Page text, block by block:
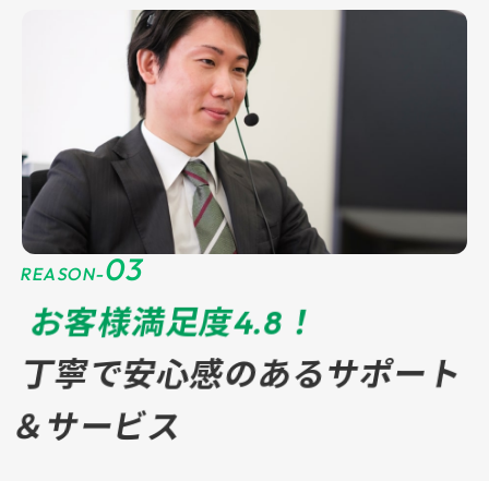
REASON-03
お客様満足度4.8！
丁寧で安心感のあるサポート
＆サービス